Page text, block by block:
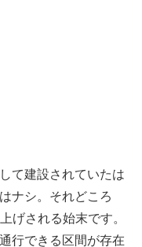
て建設されていたは
ナシ。それどころ
げされる始末です。
行できる区間が存在